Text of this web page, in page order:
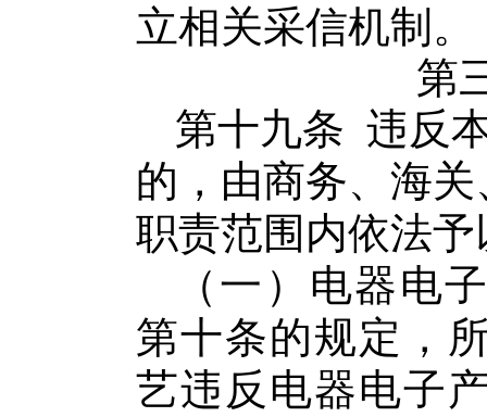
立相关采信机制。
第
第十九条 违反
的，由商务、海
职责范围内依法
（一） 电器电
第十条的规定，
艺违反电器电子